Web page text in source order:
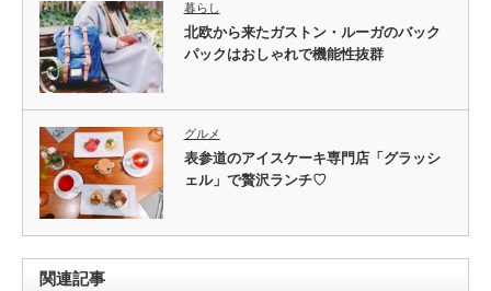
暮らし
北欧から来たガストン・ルーガのバック
パックはおしゃれで機能性抜群
グルメ
表参道のアイスケーキ専門店「グラッシ
ェル」で贅沢ランチ♡
関連記事